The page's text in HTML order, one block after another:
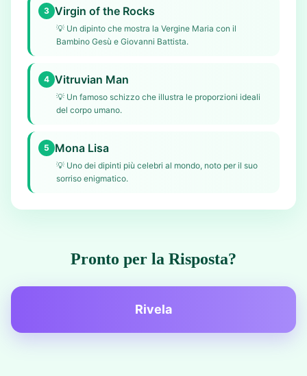
3 Virgin of the Rocks
💡 Un dipinto che mostra la Vergine Maria con il
Bambino Gesù e Giovanni Battista.
4 Vitruvian Man
💡 Un famoso schizzo che illustra le proporzioni ideali
del corpo umano.
5 Mona Lisa
💡 Uno dei dipinti più celebri al mondo, noto per il suo
sorriso enigmatico.
Pronto per la Risposta?
Rivela